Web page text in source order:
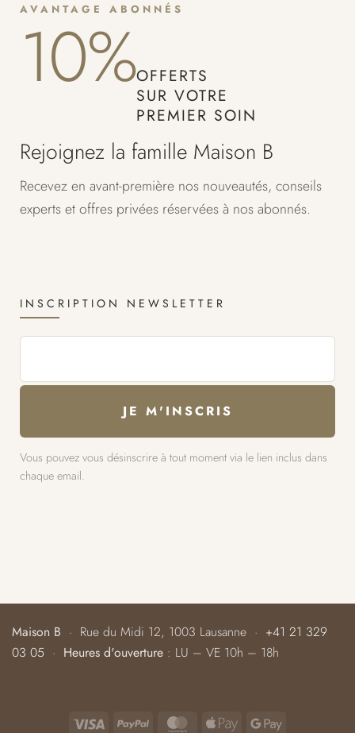
AVANTAGE ABONNÉS
10%OFFERTS
SUR VOTRE
PREMIER SOIN
Rejoignez la famille Maison B
Recevez en avant-première nos nouveautés, conseils
experts et offres privées réservées à nos abonnés.
INSCRIPTION NEWSLETTER
Vous pouvez vous désinscrire à tout moment via le lien inclus dans
chaque email.
Maison B · Rue du Midi 12, 1003 Lausanne · +41 21 329
03 05 · Heures d'ouverture : LU – VE 10h – 18h
Visa PayPal MasterCard
Apple
Google